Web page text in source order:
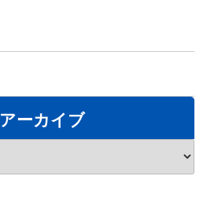
アーカイブ